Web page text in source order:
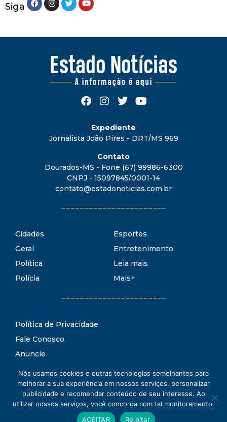
Siga
Expediente
Jornalista João Pires - DRT/MS 969
Contato
Dourados-MS - Fone (67) 99986-6300
CNPJ - 15097845/0001-14
contato@estadonoticias.com.br
Cidades
Geral
Política
Polícia
Esportes
Entretenimento
Leia mais
Mais+
Política de Privacidade
Fale Conosco
Anuncie
Termos de Uso
Conheça oEstado Notícias
www.estadonoticias.com.br © 2021 Estado Notícias - Todos os
Nós usamos cookies e outras tecnologias semelhantes para
melhorar a sua experiência em nossos serviços, personalizar
publicidade e recomendar conteúdo de seu interesse. Ao
utilizar nossos serviços, você concorda com tal monitoramento.
ACEITAR
Rejeitar